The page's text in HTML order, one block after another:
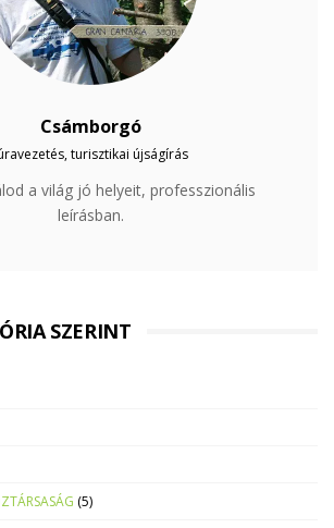
Csámborgó
turisztikai újságírás
a világ jó helyeit, professzionális
leírásban.
SZERINT
(5)